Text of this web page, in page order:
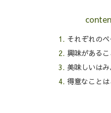
それぞれの
興味がある
美味しいは
得意なこと